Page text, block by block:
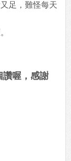
足，難怪每天
讚喔，感謝